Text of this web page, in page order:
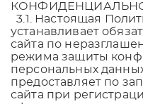
3.1. Настоящая
устанавливает
сайта по
режима защиты
персональных
предоставляет по
сайта при